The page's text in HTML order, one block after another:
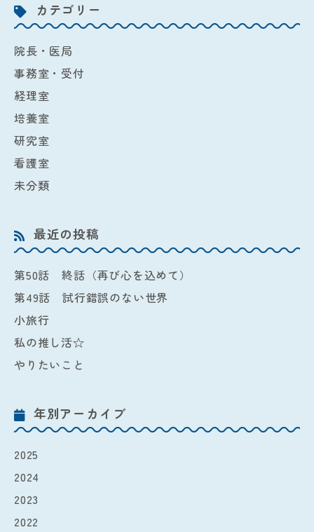
カテゴリー
院長・医局
事務室・受付
経理室
培養室
研究室
看護室
未分類
最近の投稿
第50話 終話（再び心を込めて）
第49話 試行錯誤のない世界
小旅行
私の推し活☆
やりたいこと
年別アーカイブ
2025
2024
2023
2022